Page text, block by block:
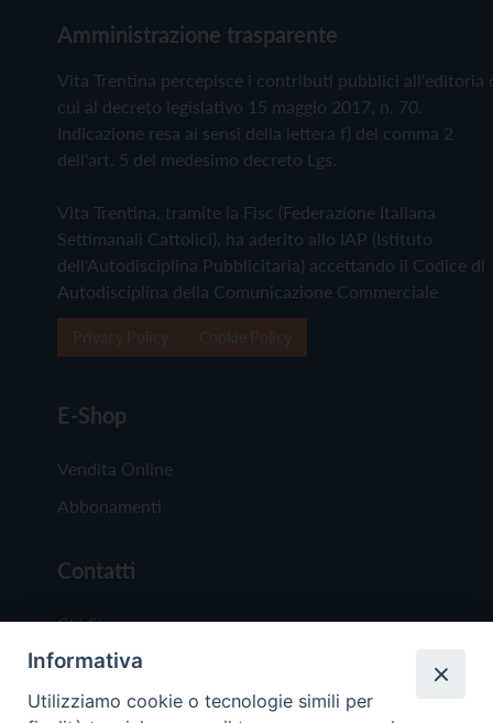
Amministrazione trasparente
Vita Trentina percepisce i contributi pubblici all'editoria
cui al decreto legislativo 15 maggio 2017, n. 70.
Indicazione resa ai sensi della lettera f) del comma 2
dell'art. 5 del medesimo decreto Lgs.
Vita Trentina, tramite la Fisc (Federazione Italiana
Settimanali Cattolici), ha aderito allo IAP (Istituto
dell'Autodisciplina Pubblicitaria) accettando il Codice di
Autodisciplina della Comunicazione Commerciale
E-Shop
Vendita Online
Abbonamenti
Contatti
Chi Siamo
Redazione
Scrivici
Informativa
Utilizziamo cookie o tecnologie simili per